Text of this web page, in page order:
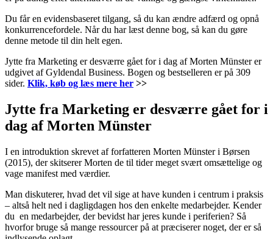
Du får en evidensbaseret tilgang, så du kan ændre adfærd og opnå
konkurrencefordele. Når du har læst denne bog, så kan du gøre
denne metode til din helt egen.
Jytte fra Marketing er desværre gået for i dag af Morten Münster er
udgivet af Gyldendal Business. Bogen og bestselleren er på 309
sider. Klik, køb og læs mere her >>
Jytte fra Marketing er desværre gået for i
dag af Morten Münster
I en introduktion skrevet af forfatteren Morten Münster i Børsen
(2015), der skitserer Morten de til tider meget svært omsættelige og
vage manifest med værdier.
Man diskuterer, hvad det vil sige at have kunden i centrum i praksis
– altså helt ned i dagligdagen hos den enkelte medarbejder. Kender
du en medarbejder, der bevidst har jeres kunde i periferien? Så
hvorfor bruge så mange ressourcer på at præciserer noget, der er så